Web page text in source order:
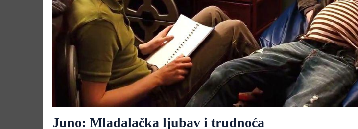
Juno: Mladalačka ljubav i trudnoća